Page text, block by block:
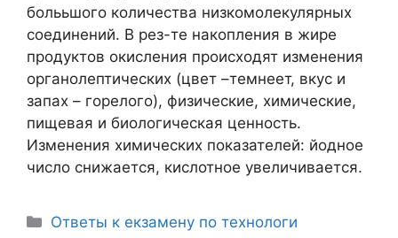
болььшого количества низкомолекулярных
соединений. В рез-те накопления в жире
продуктов окисления происходят изменения
органолептических (цвет –темнеет, вкус и
запах – горелого), физические, химические,
пищевая и биологическая ценность.
Изменения химических показателей: йодное
число снижается, кислотное увеличивается.
Рубрики
Ответы к екзамену по технологи